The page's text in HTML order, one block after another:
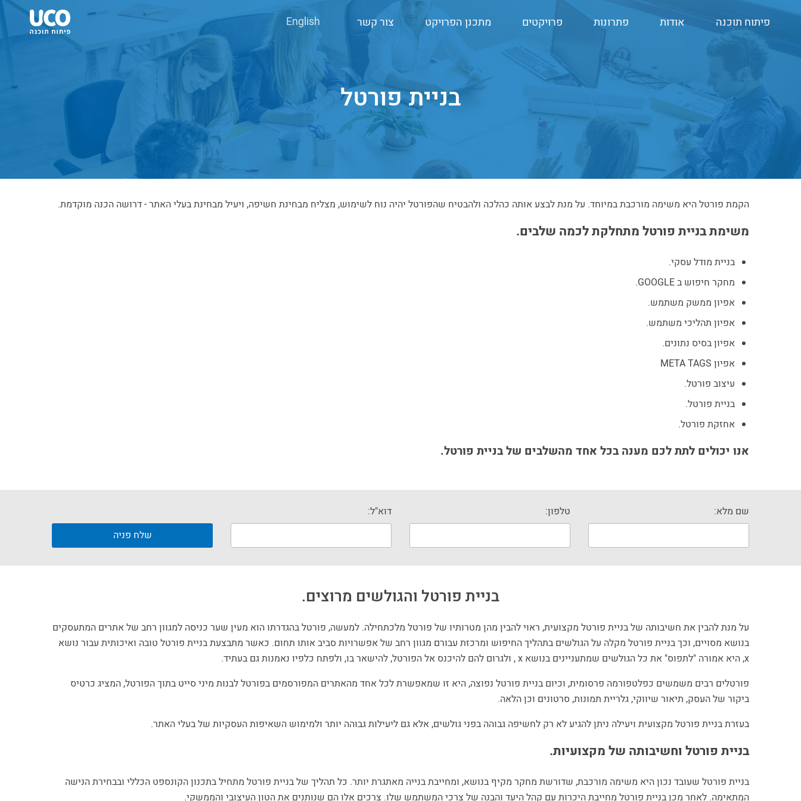
פיתוח תוכנה אודות פתרונות פרויקטים מתכנן הפרויקט צור קשר English
בניית פורטל
הקמת פורטל היא משימה מורכבת במיוחד. על מנת לבצע אותה כהלכה ולהבטיח שהפורטל יהיה נוח לשימוש, מצליח מבחינת חשיפה, ויעיל מבחינת בעלי האתר - דרושה הכנה מוקדמת.
משימת בניית פורטל מתחלקת לכמה שלבים.
בניית מודל עסקי.
מחקר חיפוש ב GOOGLE.
אפיון ממשק משתמש.
אפיון תהליכי משתמש.
אפיון בסיס נתונים.
אפיון META TAGS
עיצוב פורטל.
בניית פורטל.
אחזקת פורטל.
אנו יכולים לתת לכם מענה בכל אחד מהשלבים של בניית פורטל.
שם מלא: טלפון: דוא"ל:
בניית פורטל והגולשים מרוצים.
על מנת להבין את חשיבותה של בניית פורטל מקצועית, ראוי להבין מהן מטרותיו של פורטל מלכתחילה. למעשה, פורטל בהגדרתו הוא מעין שער כניסה למגוון רחב של אתרים המתעסקים
בנושא מסויים, וכך בניית פורטל מקלה על הגולשים בתהליך החיפוש ומרכזת עבורם מגוון רחב של אפשרויות סביב אותו תחום. כאשר מתבצעת בניית פורטל טובה ואיכותית עבור נושא
x, היא אמורה "לתפוס" את כל הגולשים שמתעניינים בנושא x , ולגרום להם להיכנס אל הפורטל, להישאר בו, ולפתח כלפיו נאמנות גם בעתיד.
פורטלים רבים משמשים כפלטפורמה פרסומית, וכיום בניית פורטל נפוצה, היא זו שמאפשרת לכל אחד מהאתרים המפורסמים בפורטל לבנות מיני סייט בתוך הפורטל, המציג כרטיס
ביקור של העסק, תיאור שיווקי, גלריית תמונות, סרטונים וכן הלאה.
בעזרת בניית פורטל מקצועית ויעילה ניתן להגיע לא רק לחשיפה גבוהה בפני גולשים, אלא גם ליעילות גבוהה יותר ולמימוש השאיפות העסקיות של בעלי האתר.
בניית פורטל וחשיבותה של מקצועיות.
בניית פורטל שעובד נכון היא משימה מורכבת, שדורשת מחקר מקיף בנושא, ומחייבת בנייה מאתגרת יותר. כל תהליך של בניית פורטל מתחיל בתכנון הקונספט הכללי ובבחירת הנישה
המתאימה. לאחר מכן בניית פורטל מחייבת היכרות עם קהל היעד והבנה של צרכי המשתמש שלו. צרכים אלו הם שנותנים את הטון העיצובי והממשקי.